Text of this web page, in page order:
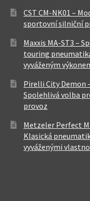
CST CM-NK01 –
sportovní silniční
Maxxis MA-ST3 –
touring
vyváženým
Pirelli City Demon
Spolehlivá volba
provoz
Metzeler Perfect
Klasická
vyváženými